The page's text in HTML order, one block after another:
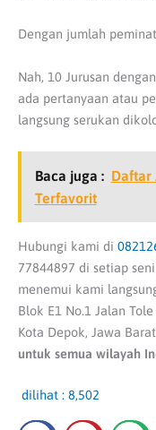
Dengan jumlah
Nah, 10 Jurusan
ada pertanyaan atau
langsung serukan
Baca juga : Daftar
Terfavorit
Hubungi kami di
77844897 di setiap
menemui kami
Blok E1 No.1 Jalan
Kota Depok, Jawa
untuk semua wilayah
dilihat : 8,502